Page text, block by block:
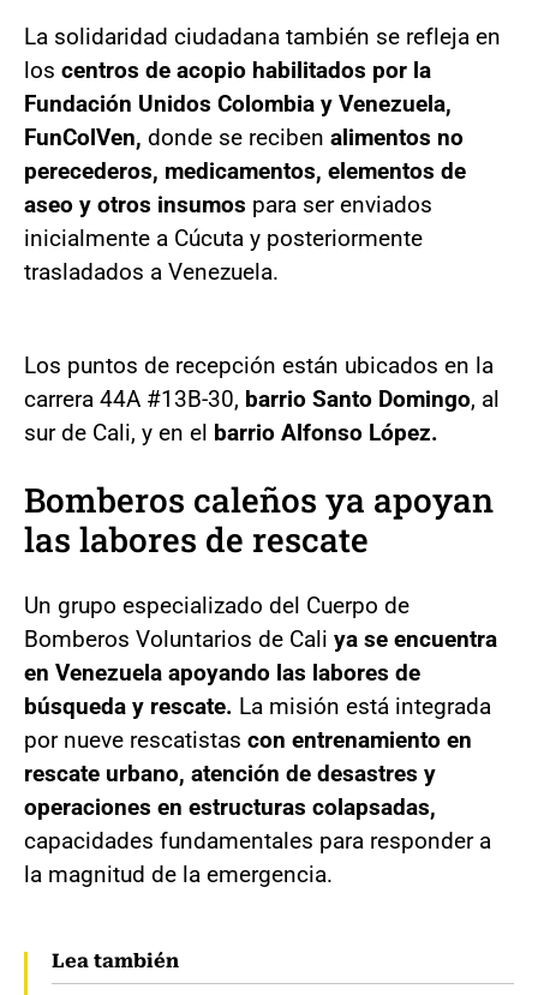
La solidaridad ciudadana también se refleja en
los centros de acopio habilitados por la
Fundación Unidos Colombia y Venezuela,
FunColVen, donde se reciben alimentos no
perecederos, medicamentos, elementos de
aseo y otros insumos para ser enviados
inicialmente a Cúcuta y posteriormente
trasladados a Venezuela.
Los puntos de recepción están ubicados en la
carrera 44A #13B-30, barrio Santo Domingo, al
sur de Cali, y en el barrio Alfonso López.
Bomberos caleños ya apoyan
las labores de rescate
Un grupo especializado del Cuerpo de
Bomberos Voluntarios de Cali ya se encuentra
en Venezuela apoyando las labores de
búsqueda y rescate. La misión está integrada
por nueve rescatistas con entrenamiento en
rescate urbano, atención de desastres y
operaciones en estructuras colapsadas,
capacidades fundamentales para responder a
la magnitud de la emergencia.
Lea también